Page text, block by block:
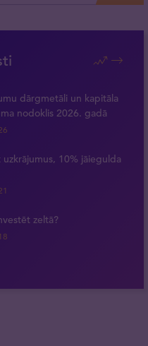
dārgmetāli un kapitāla
nodoklis 2026. gadā
10% jāiegulda
zeltā?